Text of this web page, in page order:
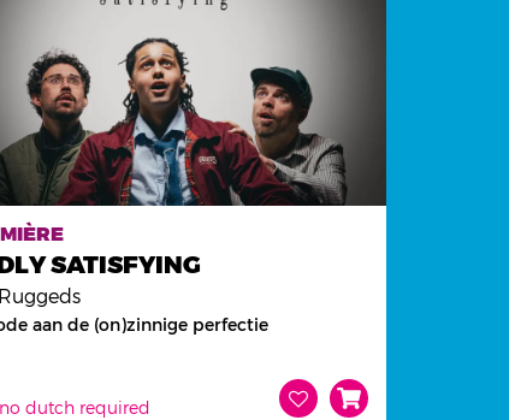
SATISFYING
aan de (on)zinnige perfectie
no dutch required